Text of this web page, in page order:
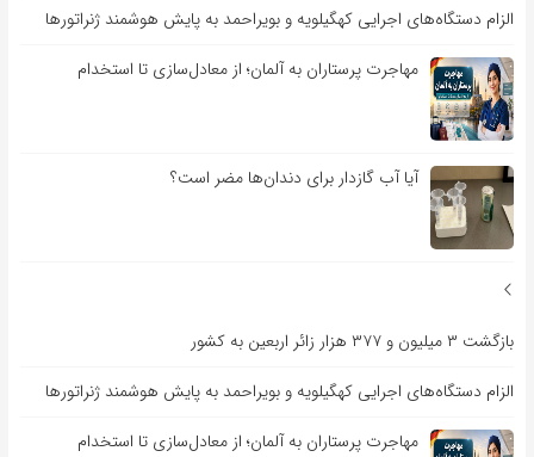
الزام دستگاه‌های اجرایی کهگیلویه و بویراحمد به پایش هوشمند ژنراتورها
مهاجرت پرستاران به آلمان؛ از معادل‌سازی تا استخدام
آیا آب گازدار برای دندان‌ها مضر است؟
بازگشت ۳ میلیون و ۳۷۷ هزار زائر اربعین به کشور
الزام دستگاه‌های اجرایی کهگیلویه و بویراحمد به پایش هوشمند ژنراتورها
مهاجرت پرستاران به آلمان؛ از معادل‌سازی تا استخدام